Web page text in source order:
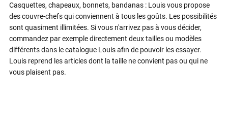
Casquettes, chapeaux, bonnets, bandanas : Louis vous propose
des couvre-chefs qui conviennent à tous les goûts. Les possibilités
sont quasiment illimitées. Si vous n'arrivez pas à vous décider,
commandez par exemple directement deux tailles ou modèles
différents dans le catalogue Louis afin de pouvoir les essayer.
Louis reprend les articles dont la taille ne convient pas ou qui ne
vous plaisent pas.